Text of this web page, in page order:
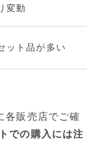
変動
ット品が多い
各販売店でご確
での購入には注